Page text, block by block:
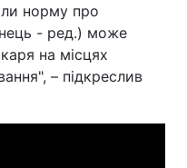
норму про
- ред.) може
на місцях
– підкреслив